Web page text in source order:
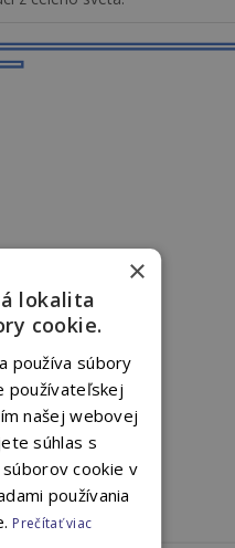
×
lokalita
cookie.
používa súbory
používateľskej
našej webovej
súhlas s
cookie v
používania
Prečítať viac